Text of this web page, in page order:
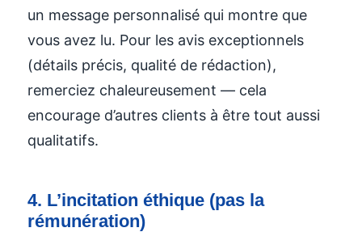
un message personnalisé qui montre que
vous avez lu. Pour les avis exceptionnels
(détails précis, qualité de rédaction),
remerciez chaleureusement — cela
encourage d’autres clients à être tout aussi
qualitatifs.
4. L’incitation éthique (pas la
rémunération)